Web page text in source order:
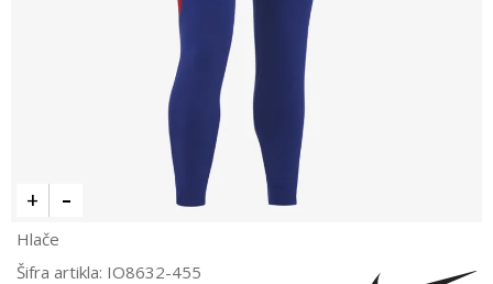
Hlače
Šifra artikla: IO8632-455